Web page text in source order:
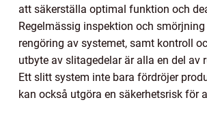
att säkerställa optimal funktion och
Regelmässig inspektion och
rengöring av systemet, samt kontroll
utbyte av slitagedelar är alla en del av
Ett slitt system inte bara fördröjer
kan också utgöra en säkerhetsrisk för